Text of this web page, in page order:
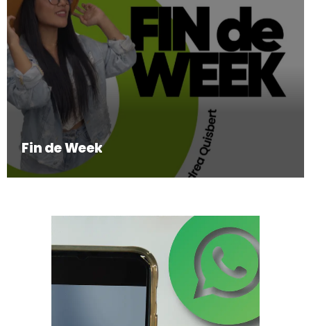
Fin de Week